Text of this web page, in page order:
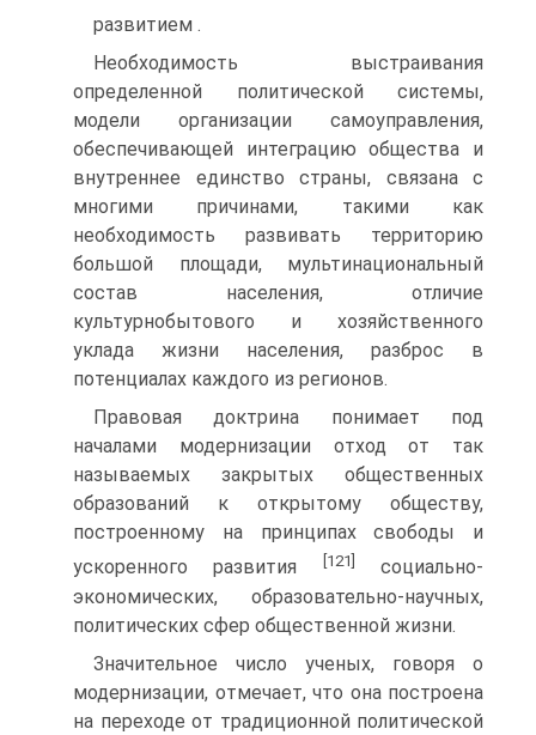
развитием .
Необходимость выстраивания
определенной политической системы,
модели организации самоуправления,
обеспечивающей интеграцию общества и
внутреннее единство страны, связана с
многими причинами, такими как
необходимость развивать территорию
большой площади, мультинациональный
состав населения, отличие
культурнобытового и хозяйственного
уклада жизни населения, разброс в
потенциалах каждого из регионов.
Правовая доктрина понимает под
началами модернизации отход от так
называемых закрытых общественных
образований к открытому обществу,
построенному на принципах свободы и
ускоренного развития
[121]
социально-
экономических, образовательно-научных,
политических сфер общественной жизни.
Значительное число ученых, говоря о
модернизации, отмечает, что она построена
на переходе от традиционной политической